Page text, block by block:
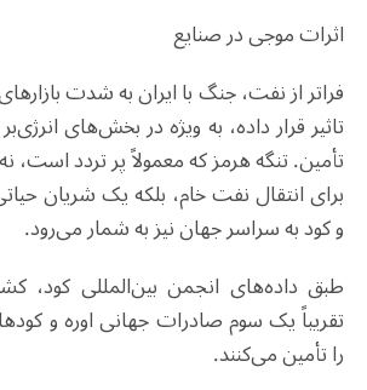
اثرات موجی در صنایع
فراتر از نفت، جنگ با ایران به شدت
تاثیر قرار داده، به ویژه در بخش‌های
تأمین. تنگه هرمز که معمولاً پر تردد است،
برای انتقال نفت خام، بلکه یک شریان
و کود به سراسر جهان نیز به شمار می‌رود.
طبق داده‌های انجمن بین‌المللی کود،
تقریباً یک سوم صادرات جهانی اوره و
را تأمین می‌کنند.